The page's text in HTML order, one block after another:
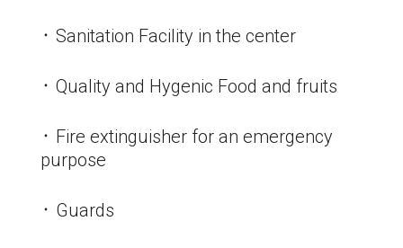
᛫ Sanitation Facility in the center
᛫ Quality and Hygenic Food and fruits
᛫ Fire extinguisher for an emergency
purpose
᛫ Guards